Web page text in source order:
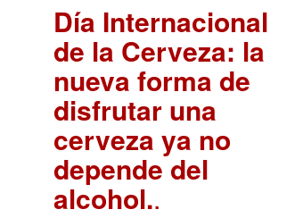
Día Internacional
de la Cerveza: la
nueva forma de
disfrutar una
cerveza ya no
depende del
alcohol..